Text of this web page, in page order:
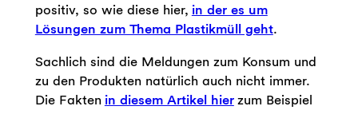
positiv, so wie diese hier, in der es um
Lösungen zum Thema Plastikmüll geht.
Sachlich sind die Meldungen zum Konsum und
zu den Produkten natürlich auch nicht immer.
Die Fakten in diesem Artikel hierzum Beispiel